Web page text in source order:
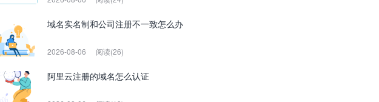
域名实名制和公司注册不一致怎么办
2026-08-06 阅读(26)
阿里云注册的域名怎么认证